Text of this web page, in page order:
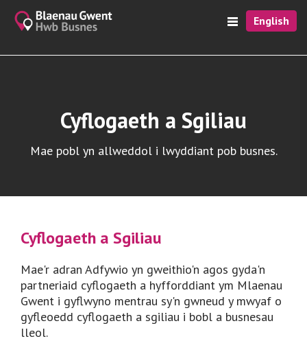
English
Cyflogaeth a Sgiliau
Mae pobl yn allweddol i lwyddiant pob busnes.
Cyflogaeth a Sgiliau
Mae'r adran Adfywio yn gweithio'n agos gyda'n
partneriaid cyflogaeth a hyfforddiant ym Mlaenau
Gwent i gyflwyno mentrau sy'n gwneud y mwyaf o
gyfleoedd cyflogaeth a sgiliau i bobl a busnesau
lleol.